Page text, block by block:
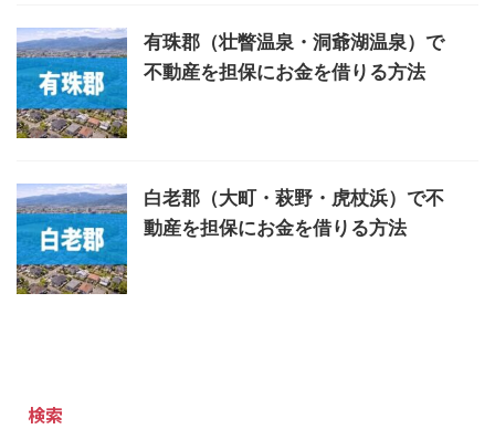
有珠郡（壮瞥温泉・洞爺湖温泉）で
不動産を担保にお金を借りる方法
白老郡（大町・萩野・虎杖浜）で不
動産を担保にお金を借りる方法
検索